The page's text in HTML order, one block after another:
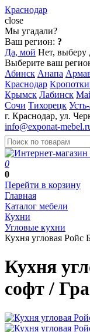
Краснодар
close
Мы угадали?
Ваш регион: ?
Да, мой Нет, выберу
Выберите ваш
Абинск Анапа
Краснодар
Крымск Лабинск
Сочи Тихорецк
г. Краснодар, ул.
info@exponat-
0
0
Перейти в корзину
Главная
Каталог мебели
Кухни
Угловые кухни
Кухня угловая Ройс
Кухня
софт /